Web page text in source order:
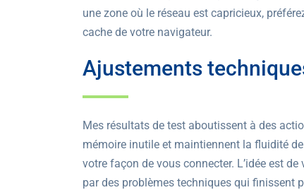
une zone où le réseau est capricieux,
cache de votre navigateur.
Ajustements
Mes résultats de test aboutissent à des
mémoire inutile et maintiennent la fluidité
votre façon de vous connecter. L’idée est
par des problèmes techniques qui finissent